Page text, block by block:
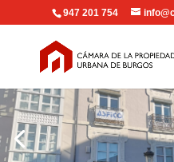
947 201 754